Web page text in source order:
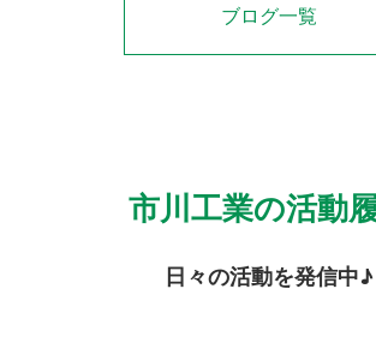
ブログ一覧
市川工業の活動
日々の活動を発信中♪